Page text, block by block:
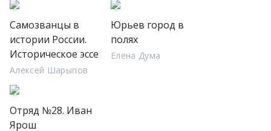
Самозванцы в
истории России.
Историческое эссе
Алексей Шарыпов
Юрьев город в
полях
Елена Дума
Отряд №28. Иван
Ярош